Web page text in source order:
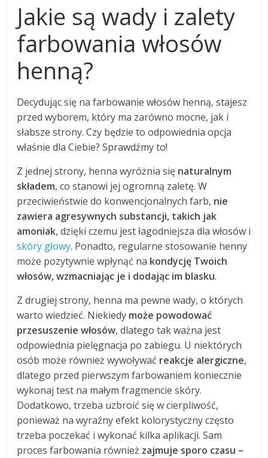
Jakie są wady i zalety
farbowania włosów
henną?
Decydując się na farbowanie włosów henną, stajesz
przed wyborem, który ma zarówno mocne, jak i
słabsze strony. Czy będzie to odpowiednia opcja
właśnie dla Ciebie? Sprawdźmy to!
Z jednej strony, henna wyróżnia się naturalnym
składem, co stanowi jej ogromną zaletę. W
przeciwieństwie do konwencjonalnych farb, nie
zawiera agresywnych substancji, takich jak
amoniak, dzięki czemu jest łagodniejsza dla włosów i
skóry głowy. Ponadto, regularne stosowanie henny
może pozytywnie wpłynąć na kondycję Twoich
włosów, wzmacniając je i dodając im blasku.
Z drugiej strony, henna ma pewne wady, o których
warto wiedzieć. Niekiedy może powodować
przesuszenie włosów, dlatego tak ważna jest
odpowiednia pielęgnacja po zabiegu. U niektórych
osób może również wywoływać reakcje alergiczne,
dlatego przed pierwszym farbowaniem koniecznie
wykonaj test na małym fragmencie skóry.
Dodatkowo, trzeba uzbroić się w cierpliwość,
ponieważ na wyraźny efekt kolorystyczny często
trzeba poczekać i wykonać kilka aplikacji. Sam
proces farbowania również zajmuje sporo czasu –